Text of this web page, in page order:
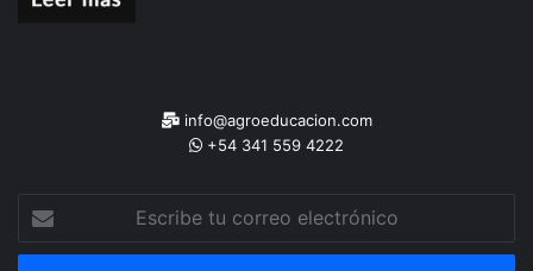
info@agroeducacion.com
+54 341 559 4222
correo